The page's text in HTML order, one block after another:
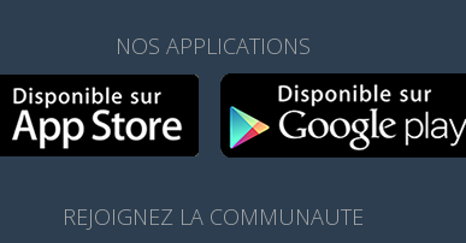
NOS APPLICATIONS
REJOIGNEZ LA COMMUNAUTE